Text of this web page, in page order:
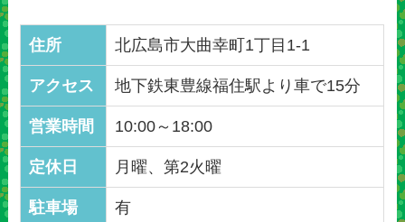
住所 北広島市大曲幸町1丁目1-1
アクセス 地下鉄東豊線福住駅より車で15分
営業時間 10:00～18:00
定休日 月曜、第2火曜
駐車場 有